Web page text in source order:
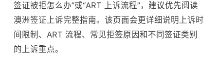
签证被拒怎么办”或“ART 上诉流程”，建议优先阅读
澳洲签证上诉完整指南。该页面会更详细说明上诉时
间限制、ART 流程、常见拒签原因和不同签证类别
的上诉重点。